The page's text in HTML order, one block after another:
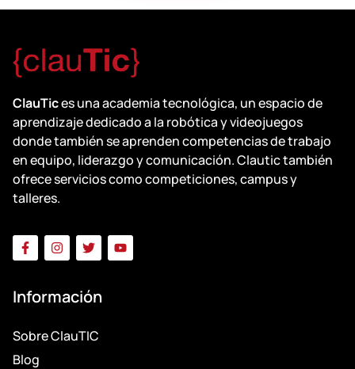
ClauTices una academia tecnológica, un espacio de
aprendizaje dedicado a la robótica y videojuegos
donde también se aprenden competencias de trabajo
en equipo, liderazgo y comunicación. Clautic también
ofrece servicios como competiciones, campus y
talleres.
Información
Sobre ClauTIC
Blog